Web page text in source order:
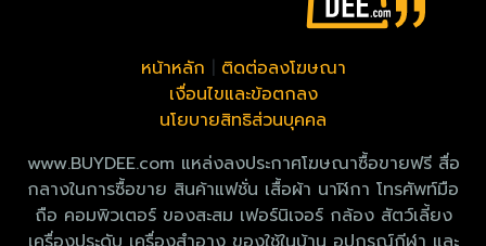
หน้าหลัก
ติดต่อลงโฆษณา
เงื่อนไขและข้อตกลง
นโยบายสิทธิส่วนบุคคล
www.BUYDEE.com แหล่งลงประกาศโฆษณาซื้อขายฟรี สื่อ
กลางในการซื้อขาย สินค้าแฟชั่น เสื้อผ้า นาฬิกา โทรศัพท์มือ
ถือ คอมพิวเตอร์ ของสะสม เฟอร์นิเจอร์ กล้อง สัตว์เลี้ยง